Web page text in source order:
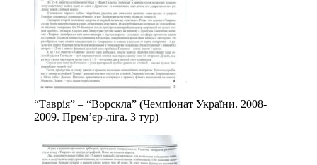
“Таврія” – “Ворскла” (Чемпіонат України. 2008-
2009. Прем’єр-ліга. 3 тур)